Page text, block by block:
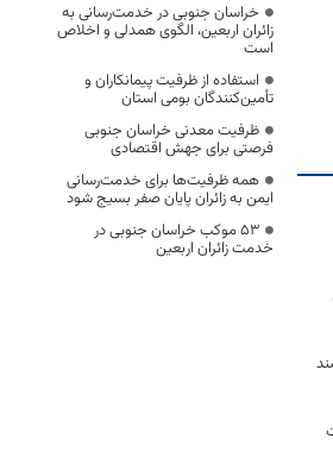
خراسان جنوبی در خدمت‌رسانی به
زائران اربعین، الگوی همدلی و اخلاص
است
استفاده از ظرفیت پیمانکاران و
تأمین‌کنندگان بومی استان
ظرفیت معدنی خراسان جنوبی
فرصتی برای جهش اقتصادی
همه ظرفیت‌ها برای خدمت‌رسانی
ایمن به زائران پایان صفر بسیج شود
53 موکب خراسان جنوبی در
خدمت زائران اربعین